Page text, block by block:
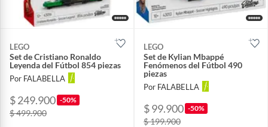
LEGO
Set de Cristiano Ronaldo
Leyenda del Fútbol 854 piezas
Por FALABELLA
$ 249.900 -50%
$ 499.900
LEGO
Set de Kylian Mbappé
Fenómenos del Fútbol 490
piezas
Por FALABELLA
$ 99.900 -50%
$ 199.900